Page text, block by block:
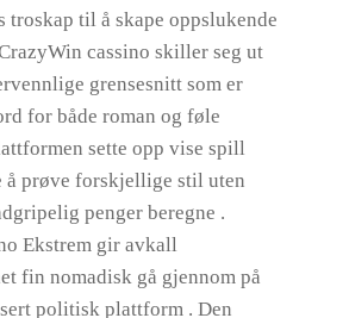
troskap til å skape oppslukende
cassino skiller seg ut
grensesnitt som er
for både roman og føle
sette opp vise spill
å prøve forskjellige stil uten
penger beregne .
Ekstrem gir avkall
fin nomadisk gå gjennom på
politisk plattform . Den